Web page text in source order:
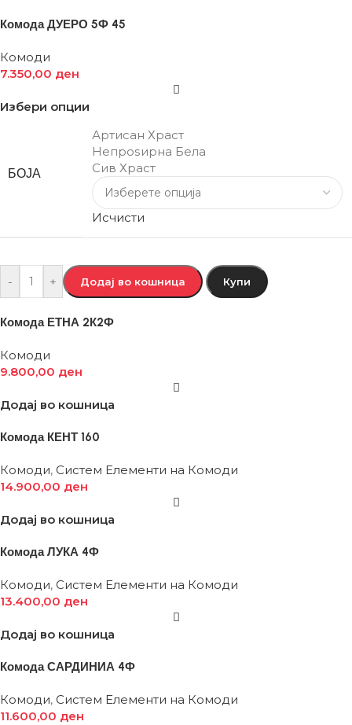
Комода ДУЕРО 5Ф 45
Комоди
7.350,00 ден
Избери опции
БОЈА
Артисан Храст
Непроѕирна Бела
Сив Храст
Исчисти
- + Додај во кошница Купи
Комода ЕТНА 2К2Ф
Комоди
9.800,00 ден
Додај во кошница
Комода КЕНТ 160
Комоди, Систем Елементи на Комоди
14.900,00 ден
Додај во кошница
Комода ЛУКА 4Ф
Комоди, Систем Елементи на Комоди
13.400,00 ден
Додај во кошница
Комода САРДИНИА 4Ф
Комоди, Систем Елементи на Комоди
11.600,00 ден